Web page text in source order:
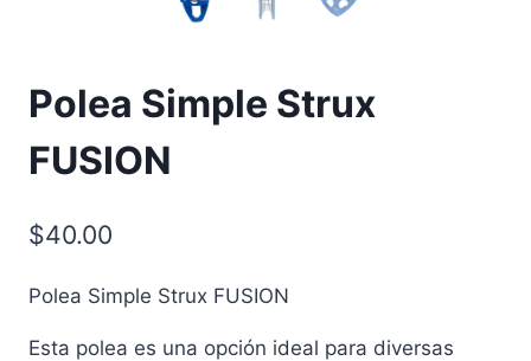
Polea Simple Strux
FUSION
$40.00
Polea Simple Strux FUSION
Esta polea es una opción ideal para diversas